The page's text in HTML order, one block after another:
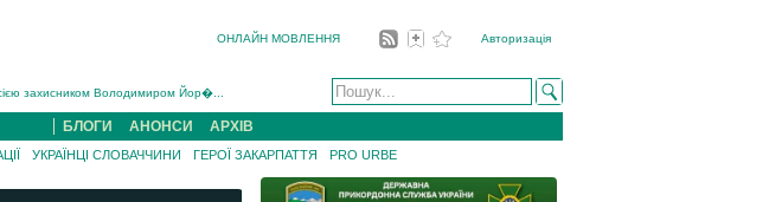
ОНЛАЙН МОВЛЕННЯ Авторизація
захисником Володимиром Йор�...
Югасом, який два роки �...
Юліана Гербея (ФОТО)[/gree...
Роздяловський (ФОТО)...
13 людей (ФОТО)...
БЛОГИ АНОНСИ АРХІВ
УКРАЇНЦІ СЛОВАЧЧИНИ ГЕРОЇ ЗАКАРПАТТЯ PRO URBE